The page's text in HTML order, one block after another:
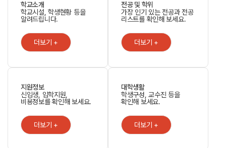
학교소개
학교시설, 학생현황 등을
알려드립니다.
더보기 +
전공 및 학위
가장 인기 있는 전공과 전공
리스트를 확인해 보세요.
더보기 +
지원정보
신입생, 입학지원,
비용정보를 확인해 보세요.
더보기 +
대학생활
학생구성, 교수진 등을
확인해 보세요.
더보기 +